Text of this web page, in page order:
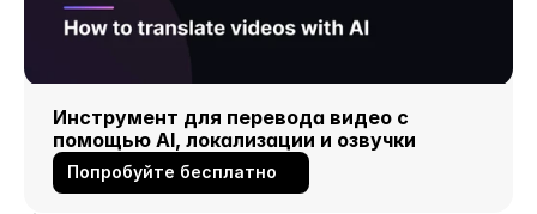
Инструмент для перевода видео с
помощью AI, локализации и озвучки
Попробуйте бесплатно